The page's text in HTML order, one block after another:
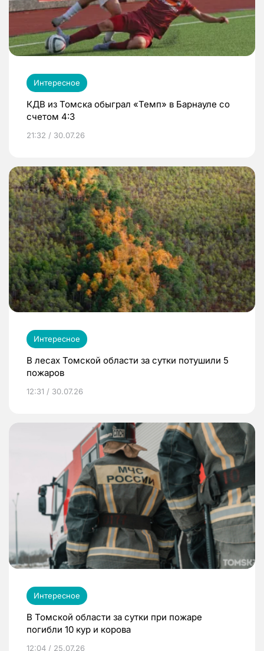
Интересное
КДВ из Томска обыграл «Темп» в Барнауле со
счетом 4:3
21:32 / 30.07.26
Интересное
В лесах Томской области за сутки потушили 5
пожаров
12:31 / 30.07.26
Интересное
В Томской области за сутки при пожаре
погибли 10 кур и корова
12:04 / 25.07.26